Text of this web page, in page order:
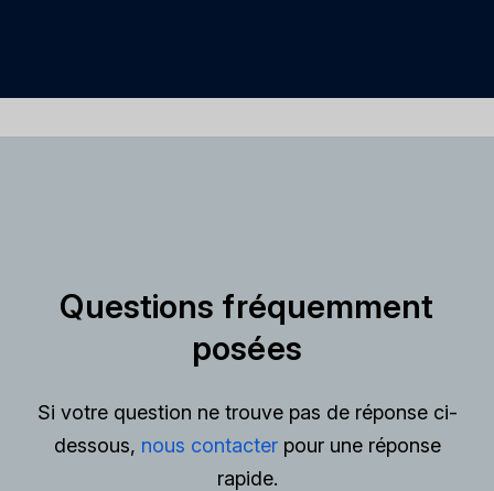
Questions fréquemment
posées
Si votre question ne trouve pas de réponse ci-
dessous, nous contacterpour une réponse
rapide.